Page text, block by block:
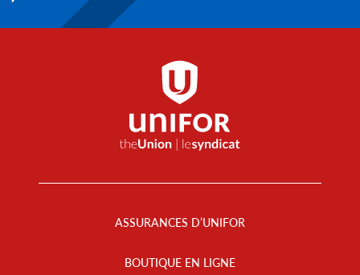
ASSURANCES D’UNIFOR
BOUTIQUE EN LIGNE